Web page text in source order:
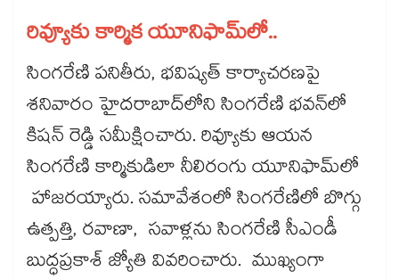
రివ్యూకు కార్మిక యూనిఫామ్‌‌లో..
సింగరేణి పనితీరు, భవిష్యత్ కార్యాచరణపై
శనివారం హైదరాబాద్‌‌లోని సింగరేణి భవన్‌‌లో
కిషన్ రెడ్డి సమీక్షించారు. రివ్యూకు ఆయన
సింగరేణి కార్మికుడిలా నీలిరంగు యూనిఫామ్​లో
హాజరయ్యారు. సమావేశంలో సింగరేణిలో బొగ్గు
ఉత్పత్తి, రవాణా, సవాళ్లను సింగరేణి సీఎండీ
బుద్ధప్రకాశ్ జ్యోతి వివరించారు. ముఖ్యంగా